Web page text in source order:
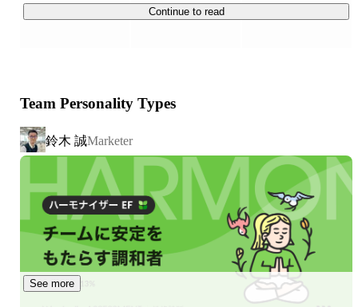
ィアやLINEを活用したコミュニケーションサービスや、
https://www.trans-cosmos.co.jp/di/service/
※旧デジタルインタラクティブ事業本部
Continue to read
Team Personality Types
鈴木 誠Marketer
See more